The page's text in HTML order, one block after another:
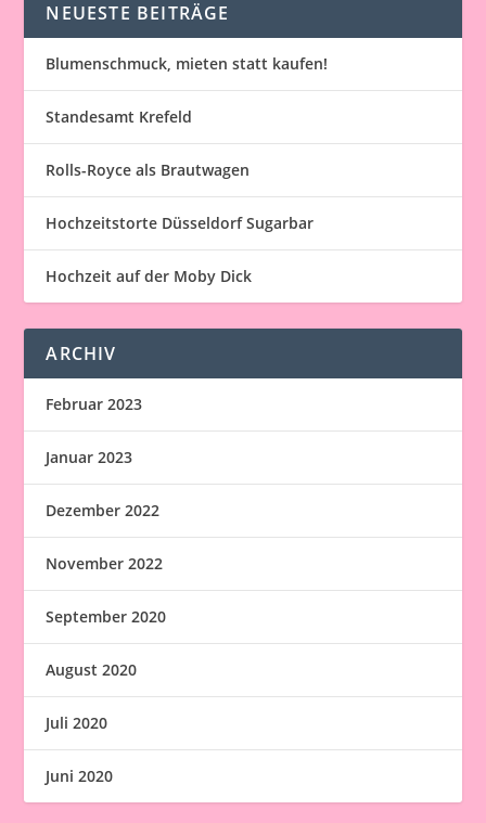
NEUESTE BEITRÄGE
Blumenschmuck, mieten statt kaufen!
Standesamt Krefeld
Rolls-Royce als Brautwagen
Hochzeitstorte Düsseldorf Sugarbar
Hochzeit auf der Moby Dick
ARCHIV
Februar 2023
Januar 2023
Dezember 2022
November 2022
September 2020
August 2020
Juli 2020
Juni 2020